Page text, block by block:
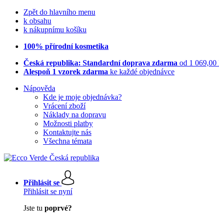
Zpět do hlavního menu
k obsahu
k nákupnímu košíku
100% přírodní kosmetika
Česká republika: Standardní doprava zdarma od 1 069,00
Alespoň 1 vzorek zdarma ke každé objednávce
Nápověda
Kde je moje objednávka?
Vrácení zboží
Náklady na dopravu
Možnosti platby
Kontaktujte nás
Všechna témata
Přihlásit se
Přihlásit se nyní
Jste tu poprvé?